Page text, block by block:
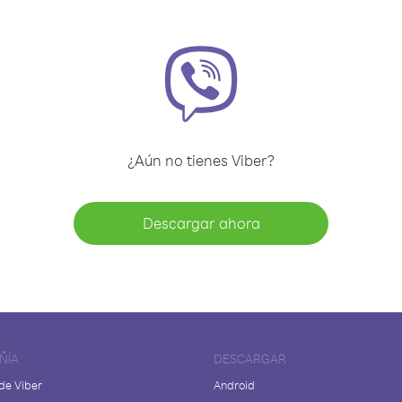
¿Aún no tienes Viber?
Descargar ahora
Viber
DESCARGAR
Android